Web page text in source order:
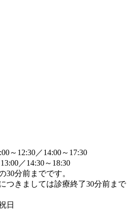
12:30／14:00～17:30
／14:30～18:30
分前までです。
つきましては診療終了30分前まで
日